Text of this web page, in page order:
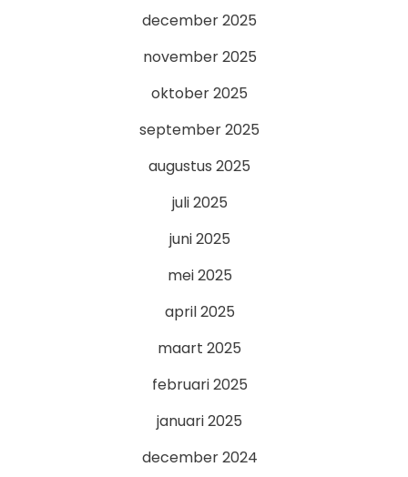
december 2025
november 2025
oktober 2025
september 2025
augustus 2025
juli 2025
juni 2025
mei 2025
april 2025
maart 2025
februari 2025
januari 2025
december 2024